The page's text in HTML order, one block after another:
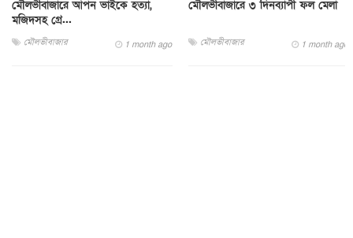
মৌলভীবাজারে আপন ভাইকে হত্যা,
মজিদসহ গ্রে...
মৌলভীবাজার 1 month ago
মৌলভীবাজারে ৩ দিনব্যাপী ফল মেলা
মৌলভীবাজার 1 month ago